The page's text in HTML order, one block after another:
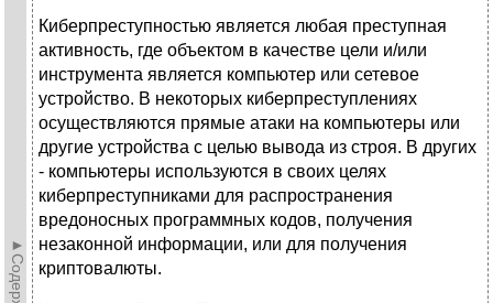
Киберпреступностью является любая преступная
активность, где объектом в качестве цели и/или
инструмента является компьютер или сетевое
устройство. В некоторых киберпреступлениях
осуществляются прямые атаки на компьютеры или
другие устройства с целью вывода из строя. В других
- компьютеры используются в своих целях
киберпреступниками для распространения
вредоносных программных кодов, получения
незаконной информации, или для получения
криптовалюты.